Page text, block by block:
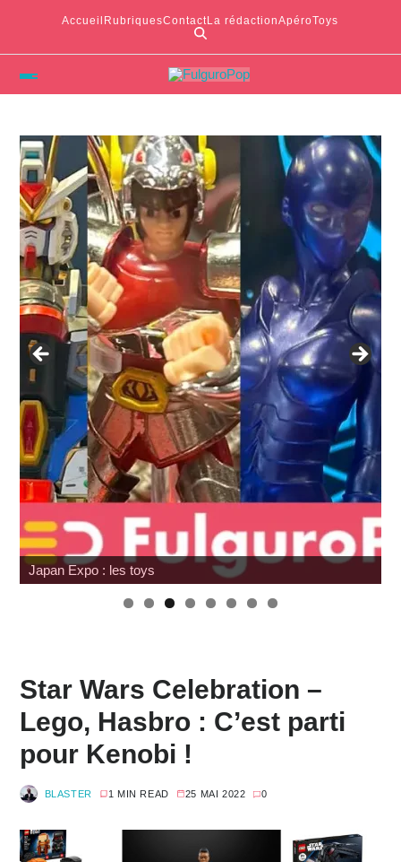
Accueil RubriquesContactLa rédactionApéroToys
Japan Expo : les toys
Star Wars Celebration –
Lego, Hasbro : C’est parti
pour Kenobi !
BLASTER 1 MIN READ 25 MAI 2022 0